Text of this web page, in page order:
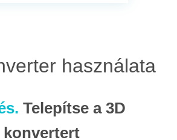
használata
Telepítse a 3D
konvertert